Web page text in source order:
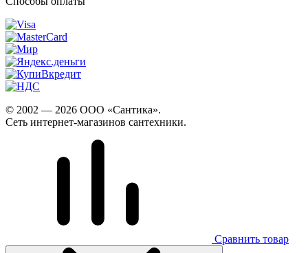
© 2002 — 2026 ООО «Сантика».
Сеть интернет-магазинов сантехники.
Сравнить товар